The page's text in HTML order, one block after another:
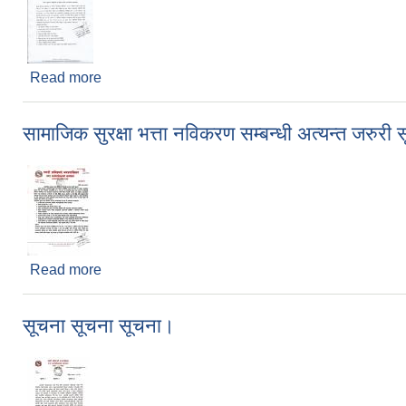
Read more
सामाजिक सुरक्षा भत्ता नविकरण सम्बन्धी अत्यन्त जरुरी
Read more
सूचना सूचना सूचना।